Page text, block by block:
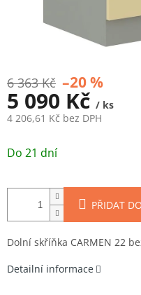
6 363 Kč –20 %
5 090 Kč / ks
4 206,61 Kč bez DPH
cena:
Do 21 dní
PŘIDAT
Dolní skříňka CARMEN 22
Detailní informace